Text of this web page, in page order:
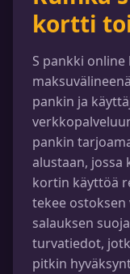
kortti
S pankki
pankin ja
pankin
alustaan, jossa
kortin käyttöä
tekee ostoksen
salauksen
turvatiedot,
pitkin